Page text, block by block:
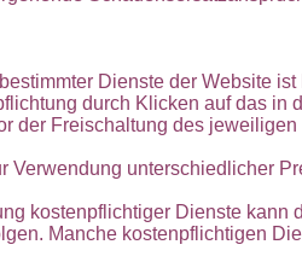
Dienste der Website
durch Klicken auf das in
der Freischaltung des
Verwendung unterschiedlicher
kostenpflichtiger Dienste
Manche kostenpflichtigen